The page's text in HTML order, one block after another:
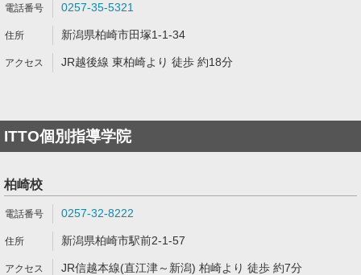
0257-35-5321
新潟県柏崎市田塚1-1-34
JR越後線 東柏崎より 徒歩 約18分
ITTO個別指導学院
柏崎校
0257-32-8222
新潟県柏崎市駅前2-1-57
JR信越本線(直江津～新潟) 柏崎より 徒歩 約7分